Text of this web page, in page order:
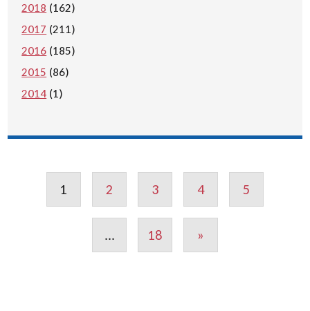
2018 (162)
2017 (211)
2016 (185)
2015 (86)
2014 (1)
1 2 3 4 5
... 18 »